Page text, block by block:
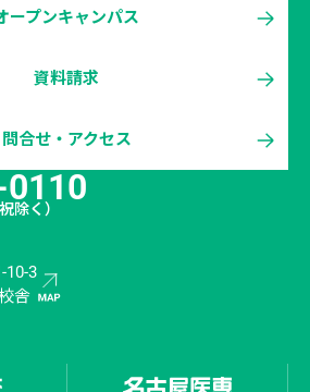
ープンキャンパス
資料請求
問合せ・アクセス
除く）
10-3
舎